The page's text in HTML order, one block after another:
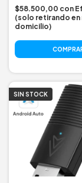
$58.500,00 con
(solo retirando
domicilio)
SIN STOCK